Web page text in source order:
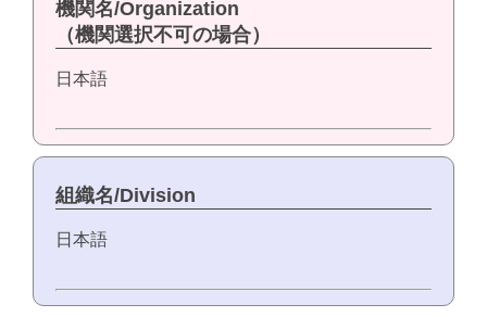
機関名/Organization
（機関選択不可の場合）
日本語
組織名/Division
日本語